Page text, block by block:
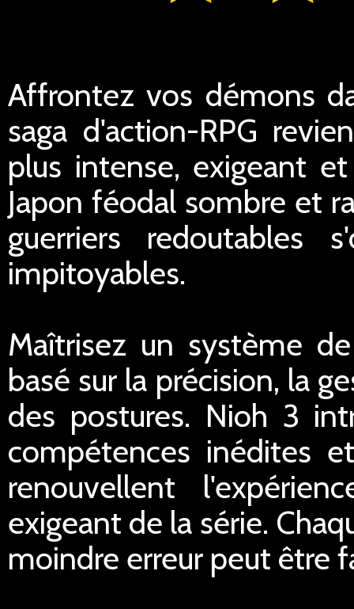
Affrontez vos démons
saga d'action-RPG
plus intense, exigeant
Japon féodal sombre et
guerriers redoutables
impitoyables.
Maîtrisez un système
basé sur la précision, la
des postures. Nioh 3
compétences inédites
renouvellent
exigeant de la série.
moindre erreur peut être